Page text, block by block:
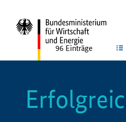
96 Einträge